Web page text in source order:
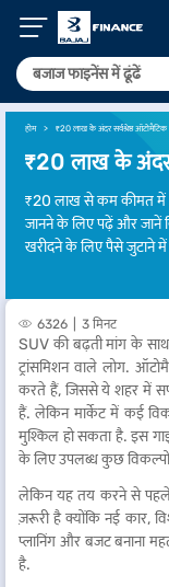
होम ₹20 लाख के अंदर सर्वश्रेष्ठ
₹20 लाख के अंदर
₹20 लाख से कम कीमत में
जानने के लिए पढ़ें और जानें
खरीदने के लिए पैसे
6326 3 मिनट
SUV की बढ़ती मांग के
ट्रांसमिशन वाले लोग.
करते हैं, जिससे ये शहर में
हैं. लेकिन मार्केट में कई
मुश्किल हो सकता है. इस
के लिए उपलब्ध कुछ
लेकिन यह तय करने से पहले
ज़रूरी है क्योंकि नई कार,
प्लानिंग और बजट बनाना
है.